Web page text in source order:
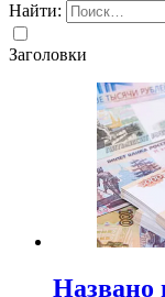
Найти:
Заголовки
Названо